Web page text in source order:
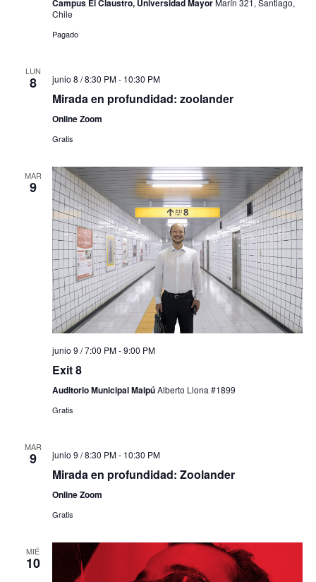
Campus El Claustro, Universidad Mayor Marín 321, Santiago,
Chile
Pagado
LUN
8 junio 8 / 8:30 PM- 10:30 PM
Mirada en profundidad: zoolander
Online Zoom
Gratis
MAR
9
junio 9 / 7:00 PM-9:00 PM
Exit 8
Auditorio Municipal MaipúAlberto Llona #1899
Gratis
MAR
9 junio 9 / 8:30 PM- 10:30 PM
Mirada en profundidad: Zoolander
Online Zoom
Gratis
MIÉ
10